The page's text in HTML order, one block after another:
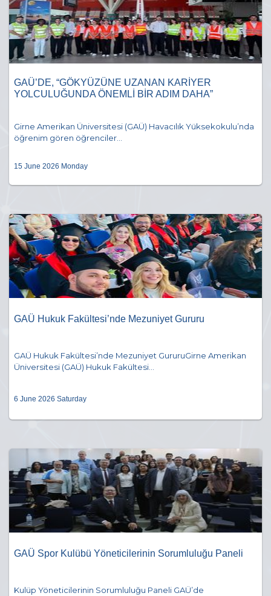
GAÜ’DE, “GÖKYÜZÜNE UZANAN KARİYER
YOLCULUĞUNDA ÖNEMLİ BİR ADIM DAHA”
Girne Amerikan Üniversitesi (GAÜ) Havacılık Yüksekokulu’nda
öğrenim gören öğrenciler...
15 June 2026 Monday
GAÜ Hukuk Fakültesi’nde Mezuniyet Gururu
GAÜ Hukuk Fakültesi’nde Mezuniyet GururuGirne Amerikan
Üniversitesi (GAÜ) Hukuk Fakültesi...
6 June 2026 Saturday
GAÜ Spor Kulübü Yöneticilerinin Sorumluluğu Paneli
Kulüp Yöneticilerinin Sorumluluğu Paneli GAÜ’de